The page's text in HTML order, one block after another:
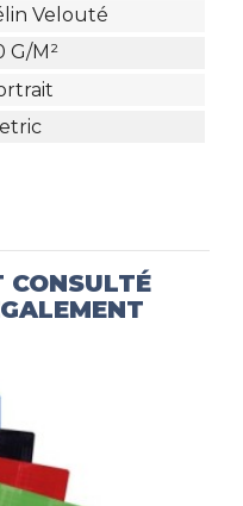
Velouté
G/m²
CONSULTÉ